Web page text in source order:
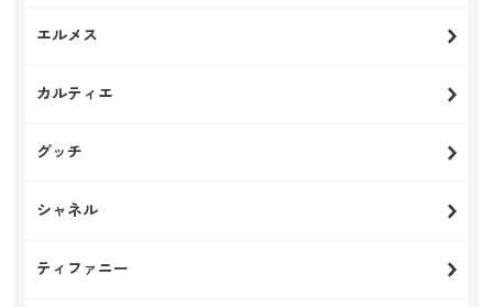
エルメス
カルティエ
グッチ
シャネル
ティファニー